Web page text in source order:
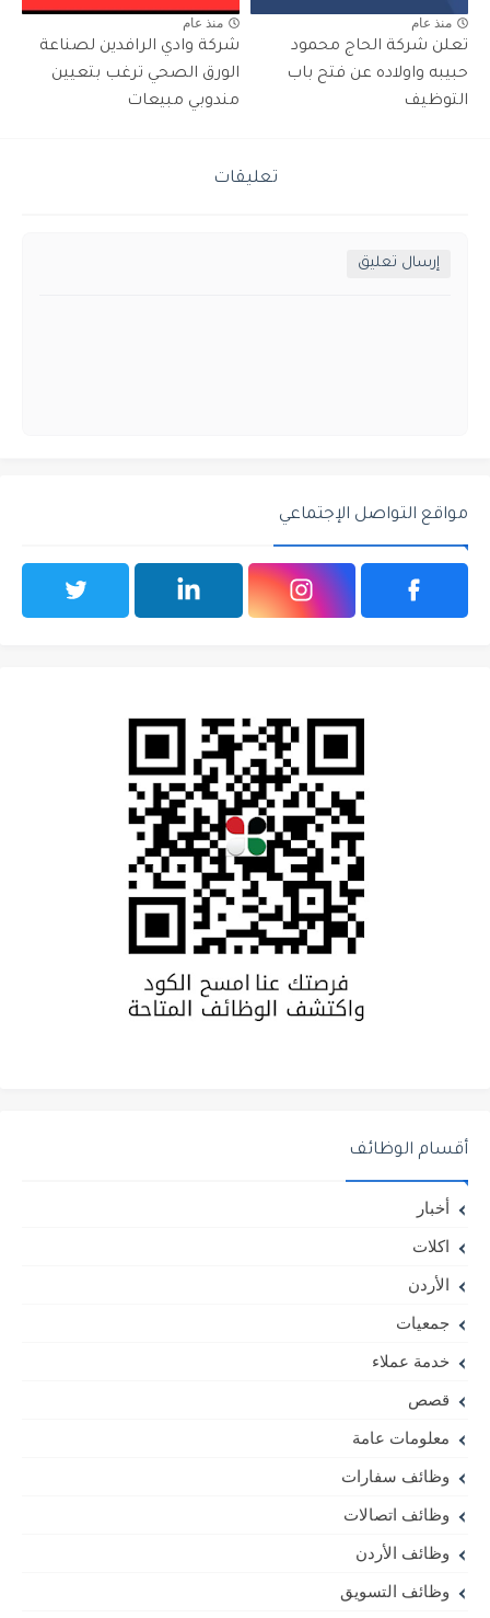
منذ عام
تعلن شركة الحاج محمود
حبيبه واولاده عن فتح باب
التوظيف
منذ عام
شركة وادي الرافدين لصناعة
الورق الصحي ترغب بتعيين
مندوبي مبيعات
تعليقات
إرسال تعليق
مواقع التواصل الإجتماعي
أقسام الوظائف
أخبار
اكلات
الأردن
جمعيات
خدمة عملاء
قصص
معلومات عامة
وظائف سفارات
وظائف اتصالات
وظائف الأردن
وظائف التسويق